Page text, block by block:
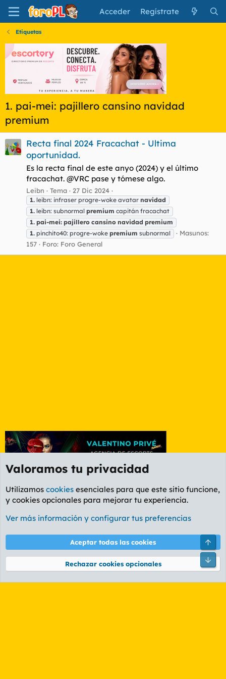
Acceder Regístrate
Etiquetas
1. pai-mei: pajillero cansino navidad
premium
Recta final 2024 Fracachat - Ultima
oportunidad.
Es la recta final de este anyo (2024) y el último
fracachat. @VRC pase y tómese algo.
Leibn Tema 27 Dic 2024
1. leibn: infraser progre-woke avatar navidad
1. leibn: subnormal premium capitán fracachat
1. pai-mei: pajillero cansino navidad premium
1. pinchito40: progre-woke premium subnormal
Masunos:
157
Foro: Foro General
Etiquetas
Cookies
PL OLDSTYLE AMARILLO
Términos y reglas Política de privacidad Ayuda
Community platform by XenForo® © 2010-2026 XenForo Ltd.
Valoramos tu privacidad
Utilizamos cookies esenciales para que este sitio funcione,
y cookies opcionales para mejorar tu experiencia.
Ver más información y configurar tus preferencias
Aceptar todas las cookies
Rechazar cookies opcionales
Pie